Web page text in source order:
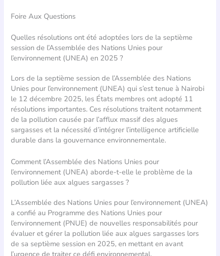
Foire Aux Questions
Quelles résolutions ont été adoptées lors de la septième
session de l’Assemblée des Nations Unies pour
l’environnement (UNEA) en 2025 ?
Lors de la septième session de l’Assemblée des Nations
Unies pour l’environnement (UNEA) qui s’est tenue à Nairobi
le 12 décembre 2025, les États membres ont adopté 11
résolutions importantes. Ces résolutions traitent notamment
de la pollution causée par l’afflux massif des algues
sargasses et la nécessité d’intégrer l’intelligence artificielle
durable dans la gouvernance environnementale.
Comment l’Assemblée des Nations Unies pour
l’environnement (UNEA) aborde-t-elle le problème de la
pollution liée aux algues sargasses ?
L’Assemblée des Nations Unies pour l’environnement (UNEA)
a confié au Programme des Nations Unies pour
l’environnement (PNUE) de nouvelles responsabilités pour
évaluer et gérer la pollution liée aux algues sargasses lors
de sa septième session en 2025, en mettant en avant